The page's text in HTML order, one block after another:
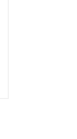
(Приложение 1)